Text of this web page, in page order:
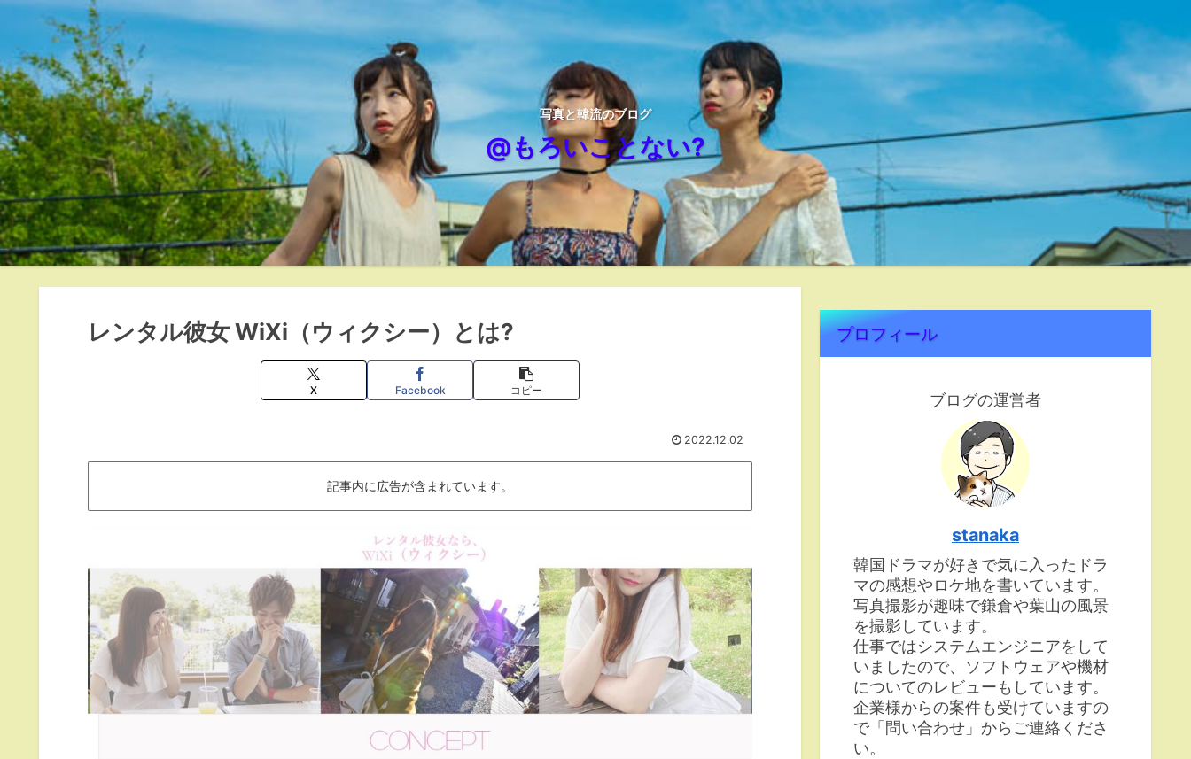
写真と韓流のブログ
@もろいことない?
レンタル彼女 WiXi（ウィクシー）とは?
X Facebook コピー
2022.12.02
記事内に広告が含まれています。
プロフィール
ブログの運営者
stanaka
韓国ドラマが好きで気に入ったドラ
マの感想やロケ地を書いています。
写真撮影が趣味で鎌倉や葉山の風景
を撮影しています。
仕事ではシステムエンジニアをして
いましたので、ソフトウェアや機材
についてのレビューもしています。
企業様からの案件も受けていますの
で「問い合わせ」からご連絡くださ
い。